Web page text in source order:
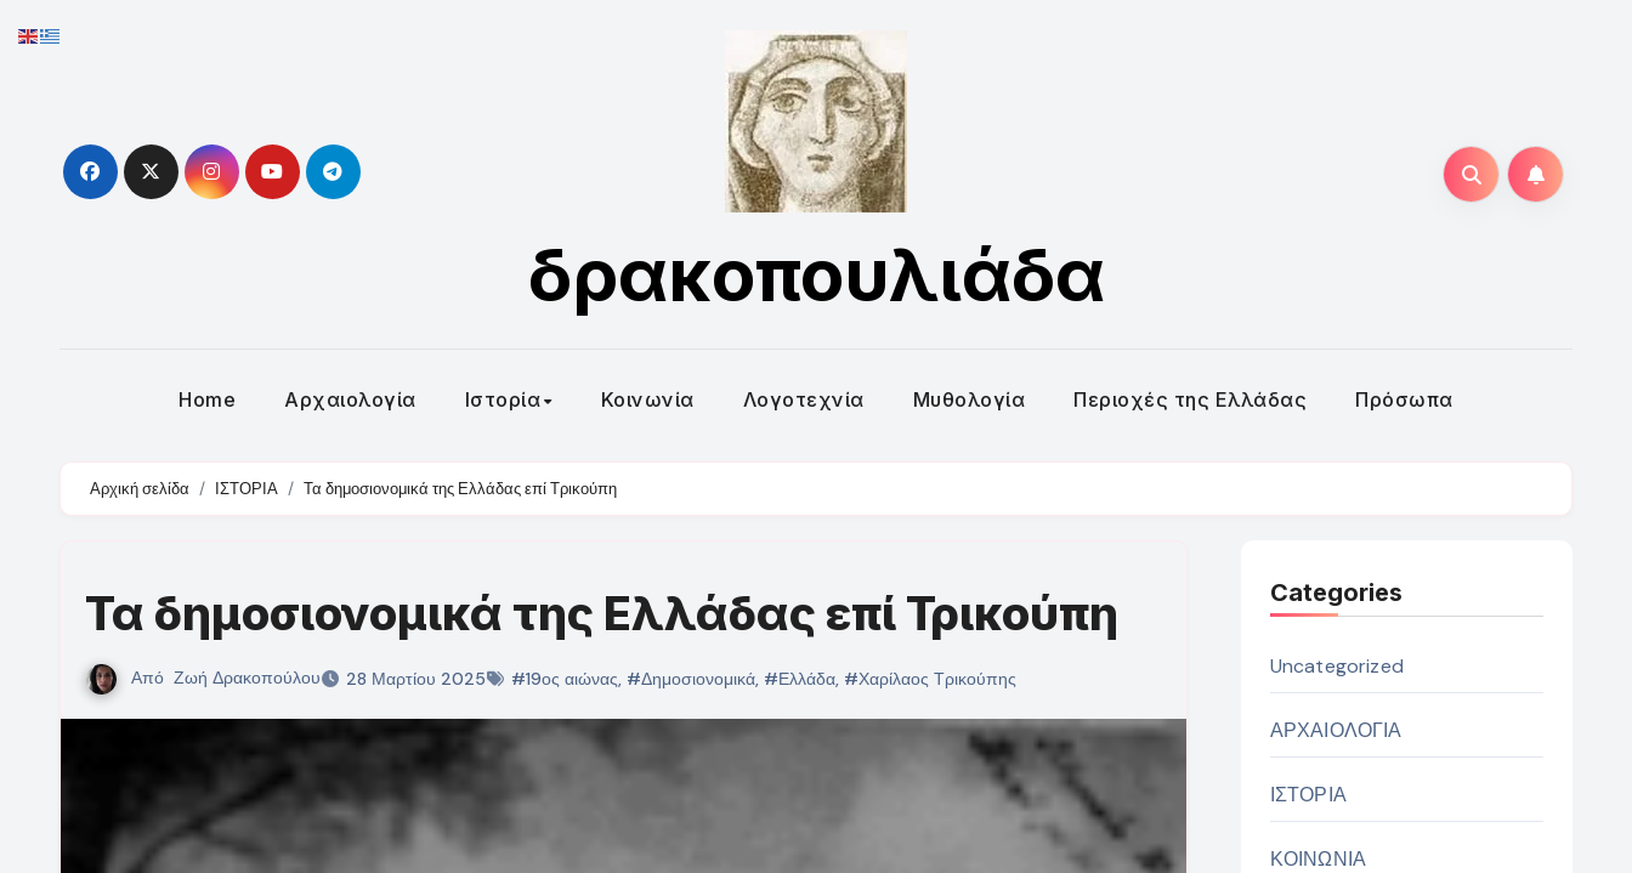
to
δρακοπουλιάδα
Home Αρχαιολογία Ιστορία Κοινωνία Λογοτεχνία Μυθολογία Περιοχές της Ελλάδας Πρόσωπα
Αρχική σελίδα ΙΣΤΟΡΙΑ Τα δημοσιονομικά της Ελλάδας επί Τρικούπη
Τα δημοσιονομικά της Ελλάδας επί Τρικούπη
Από Ζωή Δρακοπούλου 28 Μαρτίου 2025 #19ος αιώνας, #Δημοσιονομικά, #Ελλάδα, #Χαρίλαος Τρικούπης
Categories
Uncategorized
ΑΡΧΑΙΟΛΟΓΙΑ
ΙΣΤΟΡΙΑ
ΚΟΙΝΩΝΙΑ